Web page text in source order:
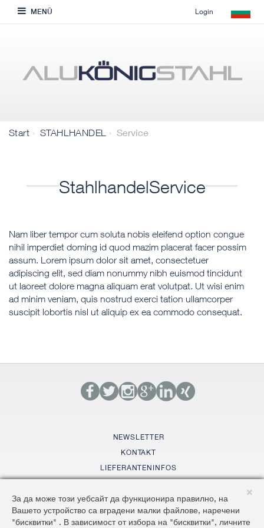
MENÜ Login
Start STAHLHANDEL Service
StahlhandelService
Nam liber tempor cum soluta nobis eleifend option congue
nihil imperdiet doming id quod mazim placerat facer possim
assum. Lorem ipsum dolor sit amet, consectetuer
adipiscing elit, sed diam nonummy nibh euismod tincidunt
ut laoreet dolore magna aliquam erat volutpat. Ut wisi enim
ad minim veniam, quis nostrud exerci tation ullamcorper
suscipit lobortis nisl ut aliquip ex ea commodo consequat.
NEWSLETTER
KONTAKT
LIEFERANTENINFOS
SITEMAP
AGBS
За да може този уебсайт да функционира правилно, на
Вашето устройство са вградени малки файлове, наречени
"бисквитки" . В зависимост от избора на "бисквитки", личните